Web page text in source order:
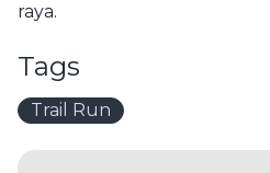
raya.
Tags
Trail Run